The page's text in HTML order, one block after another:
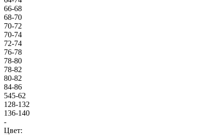
66-68
68-70
70-72
70-74
72-74
76-78
78-80
78-82
80-82
84-86
545-62
128-132
136-140
-
Цвет: